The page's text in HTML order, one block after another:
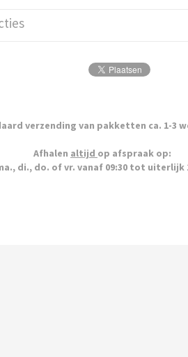
verzending van pakketten ca. 1-3
Afhalen altijd op afspraak op:
di., do. of vr. vanaf 09:30 tot uiterlijk